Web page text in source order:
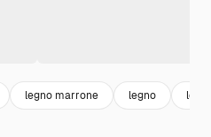
legno marrone legno